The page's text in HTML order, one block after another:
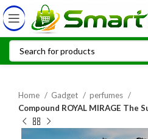
Home Gadget
perfumes
Compound ROYAL MIRAGE The